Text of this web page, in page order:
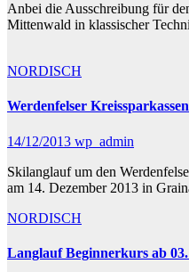
Anbei die Ausschreibung für
Mittenwald in klassischer
NORDISCH
Werdenfelser
14/12/2013 wp_admin
Skilanglauf um den
am 14. Dezember 2013 in
NORDISCH
Langlauf Beginnerkurs ab